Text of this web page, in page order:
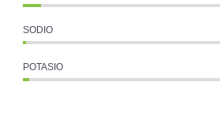
SODIO
POTASIO